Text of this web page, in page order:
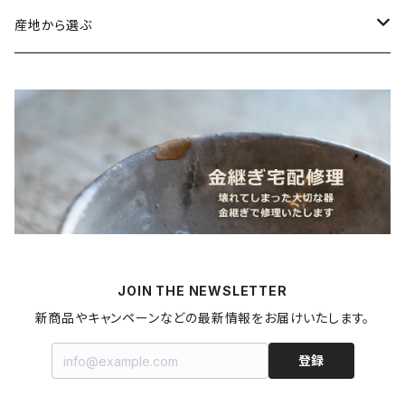
ストラップ
鯛
野菜
梅干し
麺類
パスタ
書籍・雑誌
蜜蝋ワックス
アロマストーン
拭き漆キット
産地から選ぶ
青森県
JOIN THE NEWSLETTER
新商品やキャンペーンなどの最新情報をお届けいたします。
登録